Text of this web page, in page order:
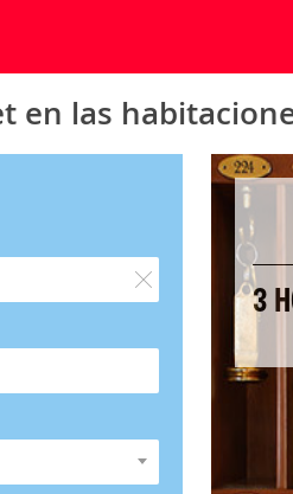
en las
3